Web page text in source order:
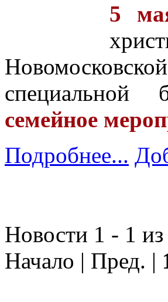
5
специальной
семейное
Подробнее...
Новости 1 - 1 из
Начало | Пред. |